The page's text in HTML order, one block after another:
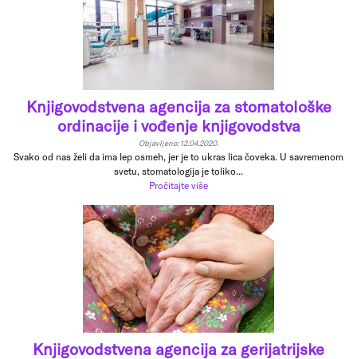
Knjigovodstvena agencija za stomatološke
ordinacije i vođenje knjigovodstva
Objavljeno: 12.04.2020.
Svako od nas želi da ima lep osmeh, jer je to ukras lica čoveka. U savremenom
svetu, stomatologija je toliko...
Pročitajte više
Knjigovodstvena agencija za gerijatrijske